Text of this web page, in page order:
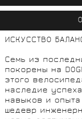
ИСКУССТВО
Семь из
покорены на
этого
наследие
навыков и
шедевр